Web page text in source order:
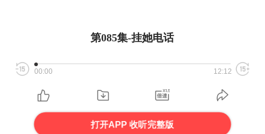
第085集-挂她电话
00:00 12:12
打开APP 收听完整版